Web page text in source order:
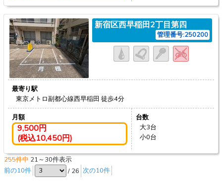
新宿区西早稲田2丁目第四
管理番号:250200
最寄り駅
東京メトロ副都心線西早稲田 徒歩4分
月額
9,500円
(税込10,450円)
台数
大3台
小0台
255件中 21～30件表示
前の10件
/ 26 次の10件